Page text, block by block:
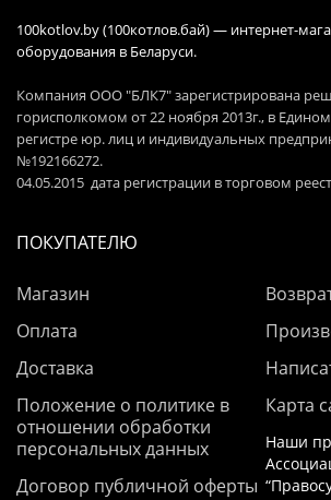
100kotlov.by (100котлов.бай) — интернет-
оборудования в Беларуси.
Компания ООО "БЛК7" зарегистрирована
горисполкомом от 22 ноября 2013г., в
регистре юр. лиц и индивидуальных
№192166272.
04.05.2015 дата регистрации в торговом
ПОКУПАТЕЛЮ
Магазин
Оплата
Доставка
Положение о политике в
отношении обработки
персональных данных
Договор публичной оферты
Карта
Наши